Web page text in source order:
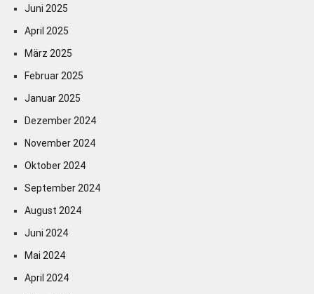
Juni 2025
April 2025
März 2025
Februar 2025
Januar 2025
Dezember 2024
November 2024
Oktober 2024
September 2024
August 2024
Juni 2024
Mai 2024
April 2024